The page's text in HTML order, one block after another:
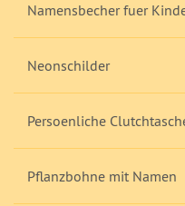
Namensbecher fuer
Neonschilder
Persoenliche
Pflanzbohne mit Namen